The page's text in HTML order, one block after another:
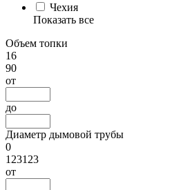
Чехия
Показать все
Объем топки
16
90
от
до
Диаметр дымовой трубы
0
123123
от